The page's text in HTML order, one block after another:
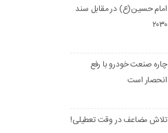
امام حسین(ع) در مقابل سند
۲۰۳۰
چاره صنعت خودرو با رفع
انحصار است
تلاش مضاعف در وقت تعطیلی!